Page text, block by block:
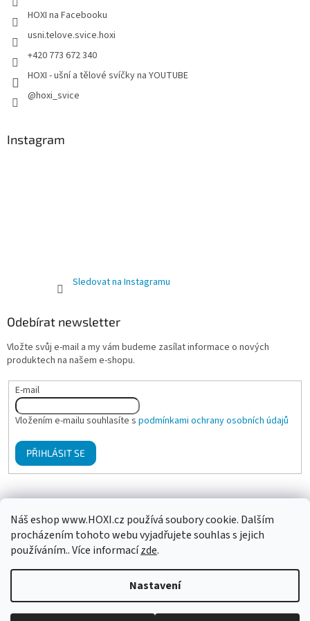
Náš eshop www.HOXI.cz používá soubory cookie. Dalším
procházením tohoto webu vyjadřujete souhlas s jejich
používáním.. Více informacízde.
Nastavení
HOXI na Facebooku
usni.telove.svice.hoxi
+420 773 672 340
HOXI - ušní a tělové svíčky na YOUTUBE
@hoxi_svice
Instagram
Sledovat na Instagramu
Odebírat newsletter
Vložte svůj e-mail a my vám budeme zasílat informace o nových
produktech na našem e-shopu.
E-mail
Vložením e-mailu souhlasíte s podmínkami ochrany osobních údajů
PŘIHLÁSIT SE
Copyright 2026HOXI ušní a tělové svíčky. Všechna práva